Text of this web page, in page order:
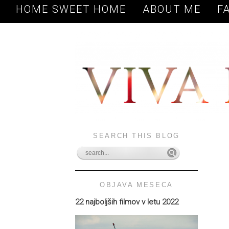
HOME SWEET HOME ABOUT ME
SEARCH THIS BLOG
OBJAVA MESECA
22 najboljših filmov v letu 2022